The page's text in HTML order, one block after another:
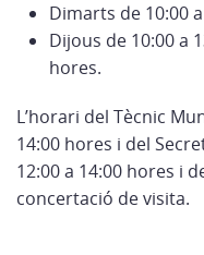
Dimarts de 10:00
Dijous de 10:00 a
hores.
L’horari del Tècnic
14:00 hores i del
12:00 a 14:00 hores i
concertació de visita.